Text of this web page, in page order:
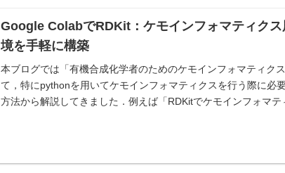
Google ColabでRDKit：ケモインフォマティク
境を手軽に構築
本ブログでは「有機合成化学者のためのケモインフォマティク
て，特にpythonを用いてケモインフォマティクスを行う際に必
方法から解説してきました．例えば「RDKitでケモインフォマテ